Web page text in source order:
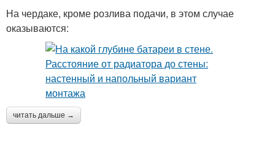
На чердаке, кроме розлива подачи, в этом случае
оказываются:
читать дальше →